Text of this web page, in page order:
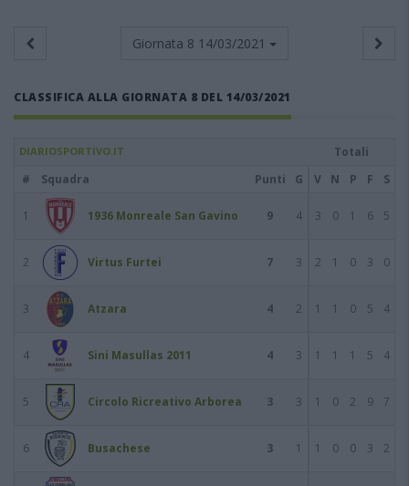
Giornata 8 14/03/2021
CLASSIFICA ALLA GIORNATA 8 DEL 14/03/2021
DIARIOSPORTIVO.IT
Totali
#
Squadra Punti G V N P F S
1 1936 Monreale San Gavino 9 4 3 0 1 6 5
2 Virtus Furtei 7 3 2 1 0 3 0
3 Atzara 4 2 1 1 0 5 4
4 Sini Masullas 2011 4 3 1 1 1 5 4
5 Circolo Ricreativo Arborea 3 3 1 0 2 9 7
6 Busachese 3 1 1 0 0 3 2